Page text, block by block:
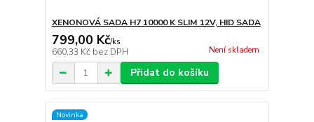
XENONOVÁ SADA H7 10000 K SLIM 12V, HID SADA
799,00 Kč/ks
660,33 Kč bez DPH Není skladem
Přidat do košíku
Novinka